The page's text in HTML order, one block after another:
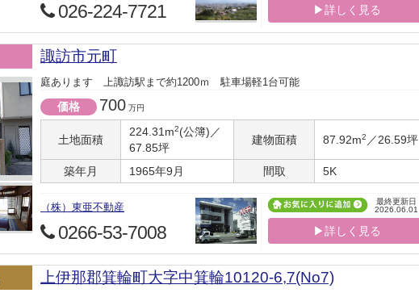
026-224-7721 ▶詳しく見る
諏訪市元町
庭あります 上諏訪駅まで約1200ｍ 駐車場軽1台可能
価格 700 万円
土地面積
224.31m2(公簿)／
67.85坪
建物面積 87.92m2 ／26.59坪
築年月 1965年9月 間取 5K
（株）東亜不動産
0266-53-7008
最終更新日
2026.06.01
▶詳しく見る
上伊那郡箕輪町大字中箕輪10120-6,7(No7)